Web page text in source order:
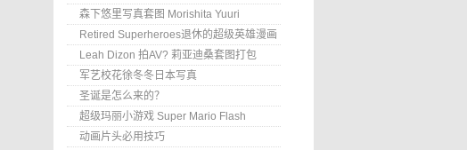
森下悠里写真套图 Morishita Yuuri
Retired Superheroes退休的超级英雄漫画
Leah Dizon 拍AV? 莉亚迪桑套图打包
军艺校花徐冬冬日本写真
圣诞是怎么来的？
超级玛丽小游戏 Super Mario Flash
动画片头必用技巧